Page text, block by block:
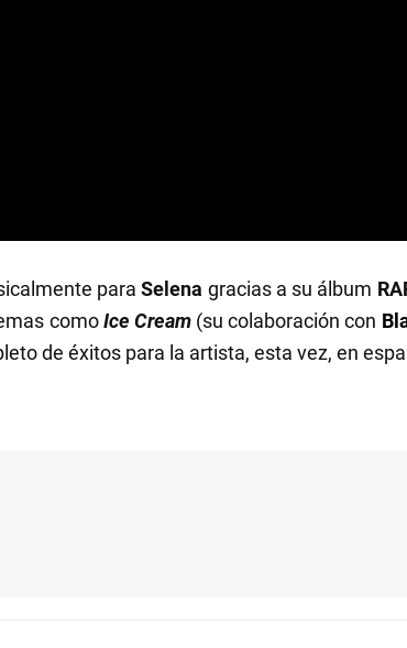
paraSelena gracias a su álbum
comoIce Cream(su colaboración con
de éxitos para la artista, esta vez, en